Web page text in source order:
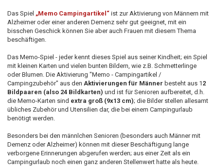
Das Spiel „Memo Campingartikel“ ist zur Aktivierung von Männern mit
Alzheimer oder einer anderen Demenz sehr gut geeignet, mit ein
bisschen Geschick können Sie aber auch Frauen mit diesem Thema
beschäftigen.
Das Memo-Spiel - jeder kennt dieses Spiel aus seiner Kindheit; ein Spiel
mit kleinen Karten und vielen bunten Bildern, wie z.B. Schmetterlinge
oder Blumen. Die Aktivierung "Memo - Campingartikel /
Campingzubehör" aus den Aktivierungen für Männer besteht aus 1 2
Bildpaaren (also 24 Bildkarten) und ist für Senioren aufbereitet, d.h.
die Memo-Karten sind extra groß (9x13 cm); die Bilder stellen allesamt
übliches Zubehör und Utensilien dar, die bei einem Campingurlaub
benötigt werden.
Besonders bei den männlchen Senioren (besonders auch Männer mit
Demenz oder Alzheimer) können mit dieser Beschäftigung lange
verborgene Erinnerungen abgerufen werden; aus einer Zeit als ein
Campingurlaub noch einen ganz anderen Stellenwert hatte als heute.